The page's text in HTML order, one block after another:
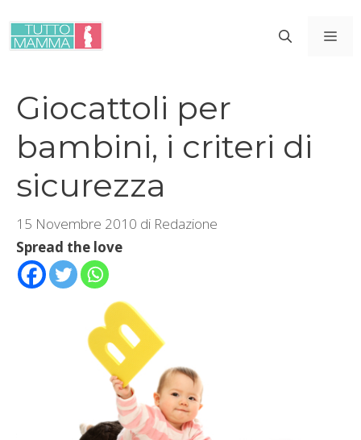
contenuto
Giocattoli per
bambini, i criteri di
sicurezza
15 Novembre 2010 di Redazione
Spread the love